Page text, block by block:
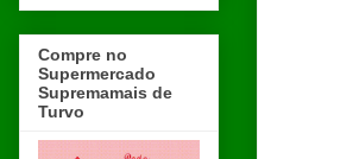
Compre no
Supermercado
Supremamais de
Turvo